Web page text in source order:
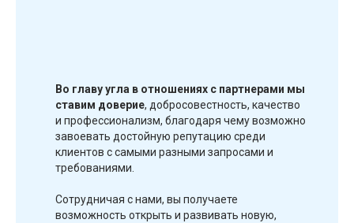
Во главу угла в отношениях с партнерами мы
ставим доверие, добросовестность, качество
и профессионализм, благодаря чему возможно
завоевать достойную репутацию среди
клиентов с самыми разными запросами и
требованиями.
Сотрудничая с нами, вы получаете
возможность открыть и развивать новую,